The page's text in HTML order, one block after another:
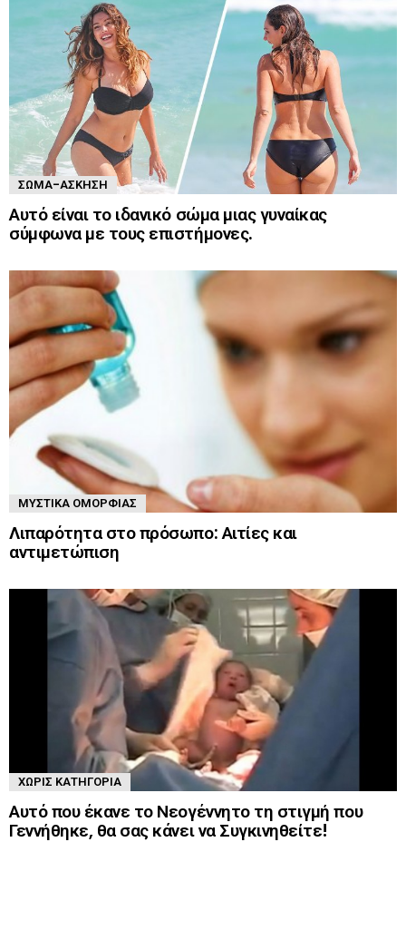
ΣΏΜΑ-ΆΣΚΗΣΗ
Αυτό είναι το ιδανικό σώμα μιας γυναίκας
σύμφωνα με τους επιστήμονες.
ΜΥΣΤΙΚΆ ΟΜΟΡΦΙΆΣ
Λιπαρότητα στο πρόσωπο: Αιτίες και
αντιμετώπιση
ΧΩΡΊΣ ΚΑΤΗΓΟΡΊΑ
Αυτό που έκανε το Νεογέννητο τη στιγμή που
Γεννήθηκε, θα σας κάνει να Συγκινηθείτε!